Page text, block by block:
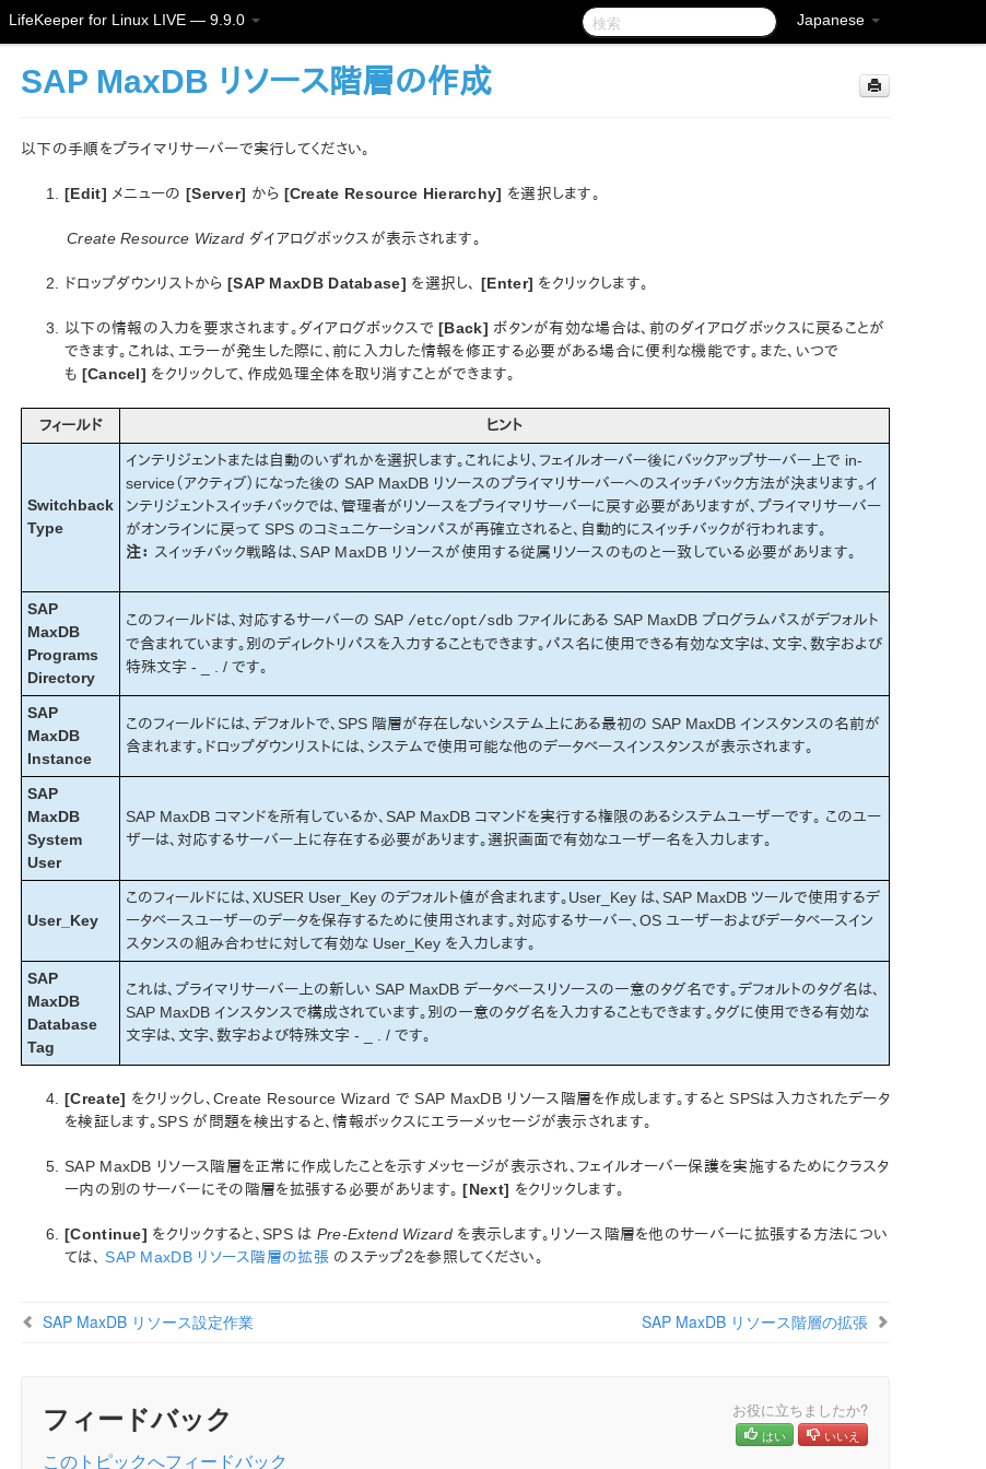
Japanese
LifeKeeper for Linux LIVE — 9.9.0
SAP MaxDB リソース階層の作成
以下の手順をプライマリサーバーで実行してください。
[Edit] メニューの [Server] から [Create Resource Hierarchy] を選択します。
Create Resource Wizard ダイアログボックスが表示されます。
ドロップダウンリストから [SAP MaxDB Database] を選択し、[Enter] をクリックします。
以下の情報の入力を要求されます。ダイアログボックスで[Back] ボタンが有効な場合は、前のダイアログボックスに戻ることが
できます。これは、エラーが発生した際に、前に入力した情報を修正する必要がある場合に便利な機能です。また、いつで
も [Cancel] をクリックして、作成処理全体を取り消すことができます。
フィールド ヒント
Switchback
Type
インテリジェントまたは自動のいずれかを選択します。これにより、フェイルオーバー後にバックアップサーバー上で in-
service（アクティブ）になった後の SAP MaxDB リソースのプライマリサーバーへのスイッチバック方法が決まります。イ
ンテリジェントスイッチバックでは、管理者がリソースをプライマリサーバーに戻す必要がありますが、プライマリサーバー
がオンラインに戻って SPS のコミュニケーションパスが再確立されると、自動的にスイッチバックが行われます。
注： スイッチバック戦略は、SAP MaxDB リソースが使用する従属リソースのものと一致している必要があります。
SAP
MaxDB
Programs
Directory
このフィールドは、対応するサーバーの SAP /etc/opt/sdb ファイルにある SAP MaxDB プログラムパスがデフォルト
で含まれています。別のディレクトリパスを入力することもできます。パス名に使用できる有効な文字は、文字、数字および
特殊文字 - _ . / です。
SAP
MaxDB
Instance
このフィールドには、デフォルトで、SPS 階層が存在しないシステム上にある最初の SAP MaxDB インスタンスの名前が
含まれます。ドロップダウンリストには、システムで使用可能な他のデータベースインスタンスが表示されます。
SAP
MaxDB
System
User
SAP MaxDB コマンドを所有しているか、SAP MaxDB コマンドを実行する権限のあるシステムユーザーです。 このユー
ザーは、対応するサーバー上に存在する必要があります。選択画面で有効なユーザー名を入力します。
User_Key
このフィールドには、XUSER User_Key のデフォルト値が含まれます。User_Key は、SAP MaxDB ツールで使用するデ
ータベースユーザーのデータを保存するために使用されます。対応するサーバー、OS ユーザーおよびデータベースイン
スタンスの組み合わせに対して有効な User_Key を入力します。
SAP
MaxDB
Database
Tag
これは、プライマリサーバー上の新しい SAP MaxDB データベースリソースの一意のタグ名です。デフォルトのタグ名は、
SAP MaxDB インスタンスで構成されています。別の一意のタグ名を入力することもできます。タグに使用できる有効な
文字は、文字、数字および特殊文字 - _ . / です。
[Create] をクリックし、Create Resource Wizard で SAP MaxDB リソース階層を作成します。すると SPSは入力されたデータ
を検証します。SPS が問題を検出すると、情報ボックスにエラーメッセージが表示されます。
SAP MaxDB リソース階層を正常に作成したことを示すメッセージが表示され、フェイルオーバー保護を実施するためにクラスタ
ー内の別のサーバーにその階層を拡張する必要があります。[Next] をクリックします。
[Continue] をクリックすると、SPS は Pre-Extend Wizardを表示します。リソース階層を他のサーバーに拡張する方法につい
ては、SAP MaxDB リソース階層の拡張のステップ2を参照してください。
SAP MaxDB リソース設定作業 SAP MaxDB リソース階層の拡張
フィードバック お役に立ちましたか?
はい いいえ
このトピックへフィードバック